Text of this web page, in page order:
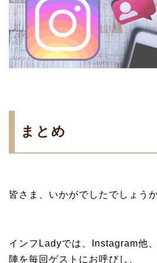
まとめ
皆さま、いかがでしたでしょう
インフLadyでは、Instagram他
陣を毎回ゲストにお呼びし、